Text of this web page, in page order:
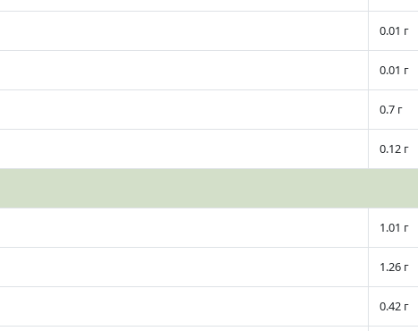
0.01 г
0.01 г
0.7 г
0.12 г
1.01 г
1.26 г
0.42 г